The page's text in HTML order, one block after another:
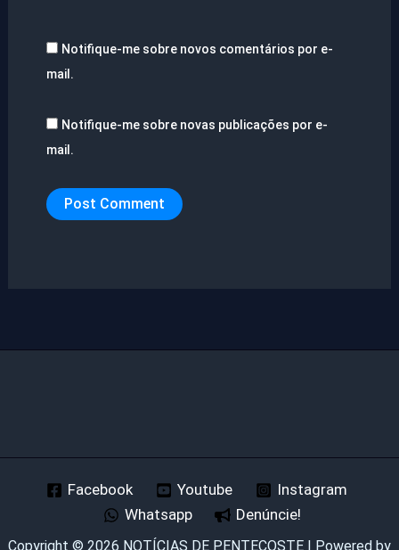
Notifique-me sobre novos comentários por e-
mail.
Notifique-me sobre novas publicações por e-
mail.
Facebook Youtube
Instagram
Whatsapp
Denúncie!
Copyright © 2026 NOTÍCIAS DE PENTECOSTE | Powered by